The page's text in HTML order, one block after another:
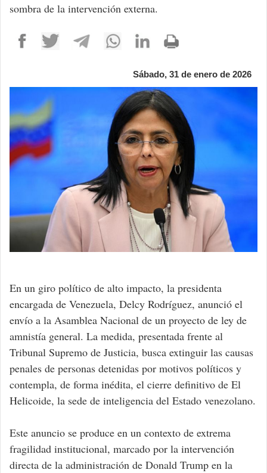
sombra de la intervención externa.
Sábado, 31 de enero de 2026
En un giro político de alto impacto, la presidenta
encargada de Venezuela, Delcy Rodríguez, anunció el
envío a la Asamblea Nacional de un proyecto de ley de
amnistía general. La medida, presentada frente al
Tribunal Supremo de Justicia, busca extinguir las causas
penales de personas detenidas por motivos políticos y
contempla, de forma inédita, el cierre definitivo de El
Helicoide, la sede de inteligencia del Estado venezolano.
Este anuncio se produce en un contexto de extrema
fragilidad institucional, marcado por la intervención
directa de la administración de Donald Trump en la